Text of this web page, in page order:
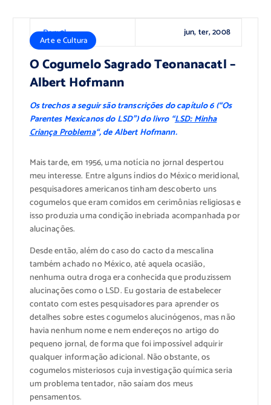
Dany3l jun, ter, 2008
Arte e Cultura
O Cogumelo Sagrado Teonanacatl –
Albert Hofmann
Os trechos a seguir são transcrições do capítulo 6 (“Os
Parentes Mexicanos do LSD”) do livro “LSD: Minha
Criança Problema“, de Albert Hofmann.
Mais tarde, em 1956, uma notícia no jornal despertou
meu interesse. Entre alguns índios do México meridional,
pesquisadores americanos tinham descoberto uns
cogumelos que eram comidos em cerimônias religiosas e
isso produzia uma condição inebriada acompanhada por
alucinações.
Desde então, além do caso do cacto da mescalina
também achado no México, até aquela ocasião,
nenhuma outra droga era conhecida que produzissem
alucinações como o LSD. Eu gostaria de estabelecer
contato com estes pesquisadores para aprender os
detalhes sobre estes cogumelos alucinógenos, mas não
havia nenhum nome e nem endereços no artigo do
pequeno jornal, de forma que foi impossível adquirir
qualquer informação adicional. Não obstante, os
cogumelos misteriosos cuja investigação química seria
um problema tentador, não saíam dos meus
pensamentos.